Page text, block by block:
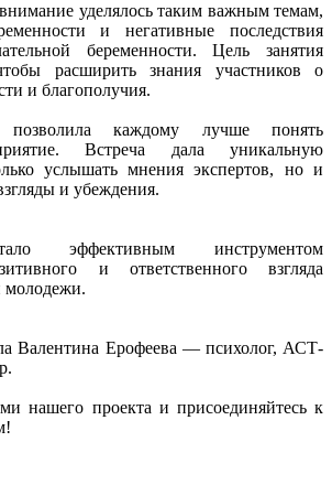
уделялось таким важным темам,
и негативные последствия
беременности. Цель занятия
расширить знания участников о
и благополучия.
позволила каждому лучше понять
Встреча дала уникальную
услышать мнения экспертов, но и
и убеждения.
эффективным инструментом
и ответственного взгляда
молодежи.
Валентина Ерофеева — психолог, АСТ-
нашего проекта и присоединяйтесь к